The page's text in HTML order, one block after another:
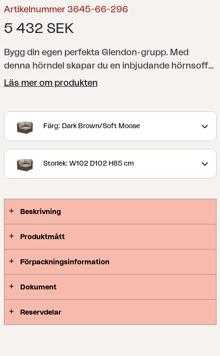
Artikelnummer 3645-66-296
5 432 SEK
Bygg din egen perfekta Glendon-grupp. Med
denna hörndel skapar du en inbjudande hörnsoffa
– med vattenavvisande TPU-liner.
du komponera just den grupp som passar din
hemmet utåt.
Läs mer om produkten
Färg: Dark Brown/Soft Moose
Storlek: W102 D102 H85 cm
Beskrivning
Produktmått
Förpackningsinformation
Dokument
Reservdelar